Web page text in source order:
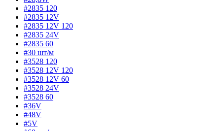
#2835 120
#2835 12V
#2835 12V 120
#2835 24V
#2835 60
#30 шт/м
#3528 120
#3528 12V 120
#3528 12V 60
#3528 24V
#3528 60
#36V
#48V
#5V